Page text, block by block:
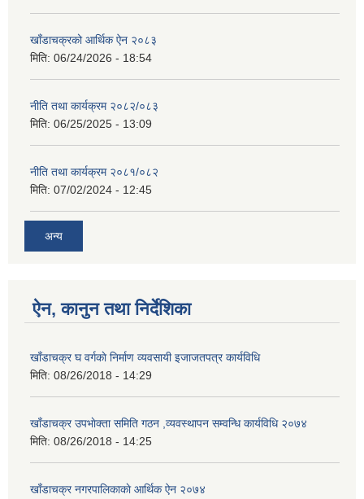
खाँडाचक्रको आर्थिक ऐन २०८३
मिति: 06/24/2026 - 18:54
नीति तथा कार्यक्रम २०८२/०८३
मिति: 06/25/2025 - 13:09
नीति तथा कार्यक्रम २०८१/०८२
मिति: 07/02/2024 - 12:45
अन्य
ऐन, कानुन तथा निर्देशिका
खाँडाचक्र घ वर्गकाे निर्माण व्यवसायी इजाजतपत्र कार्यविधि
मिति: 08/26/2018 - 14:29
खाँडाचक्र उपभाेक्ता समिति गठन ,व्यवस्थापन सम्वन्धि कार्यविधि २०७४
मिति: 08/26/2018 - 14:25
खाँडाचक्र नगरपालिकाकाे आर्थिक ऐन २०७४